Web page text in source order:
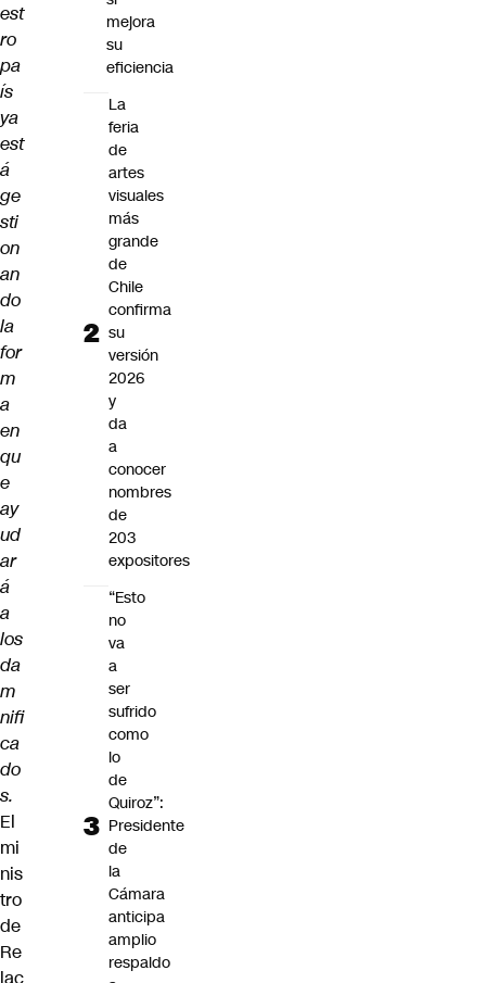
est
ro
pa
ís
ya
est
á
ge
sti
on
an
do
la
for
m
a
en
qu
e
ay
ud
ar
á
a
los
da
m
nifi
ca
do
s.
El
mi
nis
tro
de
Re
lac
mejora
su
eficiencia
La
feria
de
artes
visuales
más
grande
de
Chile
confirma
su
versión
2026
y
da
a
conocer
nombres
de
203
expositores
“Esto
no
va
a
ser
sufrido
como
lo
de
Quiroz”:
Presidente
de
la
Cámara
anticipa
amplio
respaldo